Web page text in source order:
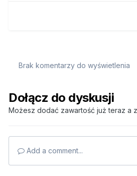
Brak komentarzy do wyświetlenia
Dołącz do dyskusji
Możesz dodać zawartość już teraz a
Add a comment...